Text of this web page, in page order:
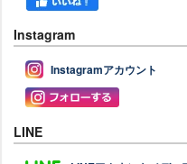
Instagram
Instagramアカウント
LINE